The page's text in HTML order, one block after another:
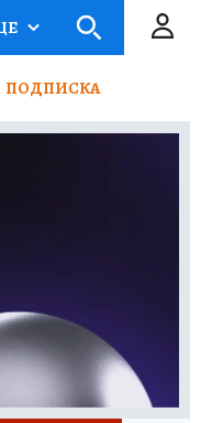
ПОДПИСКА